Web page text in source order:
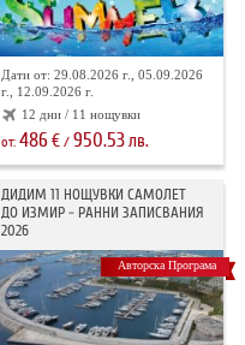
Дати от: 29.08.2026 г., 05.09.2026
г., 12.09.2026 г.
12 дни / 11 нощувки
от:486€ /950.53лв.
ДИДИМ 11 НОЩУВКИ САМОЛЕТ
ДО ИЗМИР - РАННИ ЗАПИСВАНИЯ
2026
Авторска Програма